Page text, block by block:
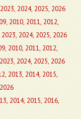
2023, 2024, 2025, 2026
, 2010, 2011, 2012,
2023, 2024, 2025, 2026
, 2010, 2011, 2012,
2024, 2025, 2026
2013, 2014, 2015,
2026
2014, 2015, 2016,